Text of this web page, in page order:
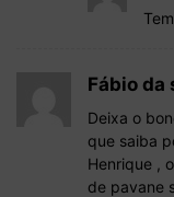
Fábio da
Deixa o
que saiba
Henrique ,
de pavane